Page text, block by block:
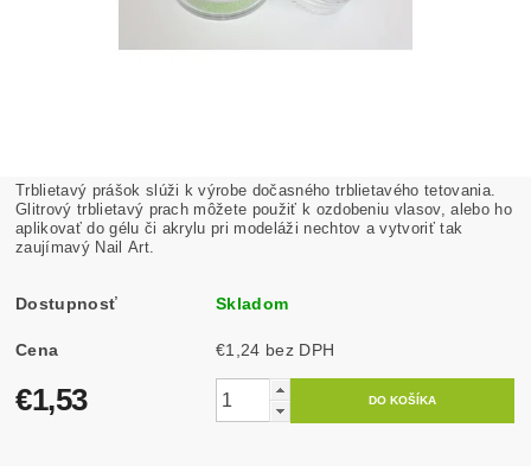
Trblietavý prášok slúži k výrobe dočasného trblietavého tetovania.
Glitrový trblietavý prach môžete použiť k ozdobeniu vlasov, alebo ho
aplikovať do gélu či akrylu pri modeláži nechtov a vytvoriť tak
zaujímavý Nail Art.
Dostupnosť Skladom
Cena €1,24 bez DPH
€1,53